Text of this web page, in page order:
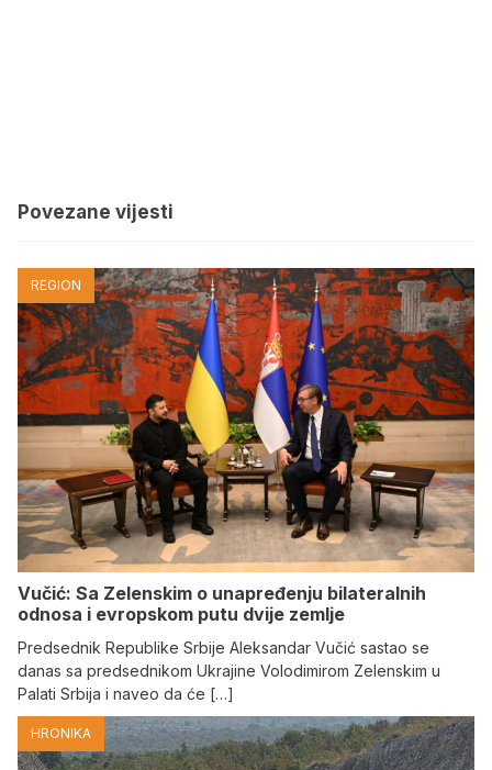
Povezane vijesti
REGION
Vučić: Sa Zelenskim o unapređenju bilateralnih
odnosa i evropskom putu dvije zemlje
Predsednik Republike Srbije Aleksandar Vučić sastao se
danas sa predsednikom Ukrajine Volodimirom Zelenskim u
Palati Srbija i naveo da će […]
HRONIKA